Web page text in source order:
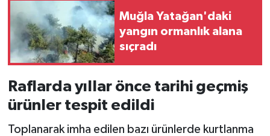
Muğla Yatağan'daki
yangın ormanlık alana
sıçradı
Raflarda yıllar önce tarihi geçmiş
ürünler tespit edildi
Toplanarak imha edilen bazı ürünlerde kurtlanma